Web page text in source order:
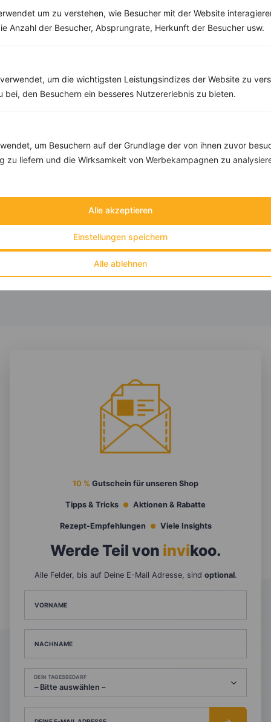
um zu verstehen, wie Besucher mit der Website
Anzahl der Besucher, Absprungrate, Herkunft der Besucher usw.
um die wichtigsten Leistungsindizes der Website zu
bei, den Besuchern ein besseres Nutzererlebnis zu bieten.
um Besuchern auf der Grundlage der von ihnen zuvor
zu liefern und die Wirksamkeit von Werbekampagnen zu
Alle ablehnen
Einstellungen speichern
Alle akzeptieren
‹ ›
Auflauf mit Hähnchen, Zucchini und Tomaten
Kalorien:648 kcal
Rezepte
‹ ›
Kalorien:371 kcal
Fett:16 g
Eiweiß:16 g
Kohlehydrate:30 g
10 % Gutschein für unseren Shop
Tipps & Tricks Aktionen & Rabatte
Rezept-Empfehlungen Viele Insights
Werde Teil von invikoo.
Alle Felder, bis auf Deine E-Mail Adresse, sind optional.
VORNAME
NACHNAME
DEIN TAGESBEDARF